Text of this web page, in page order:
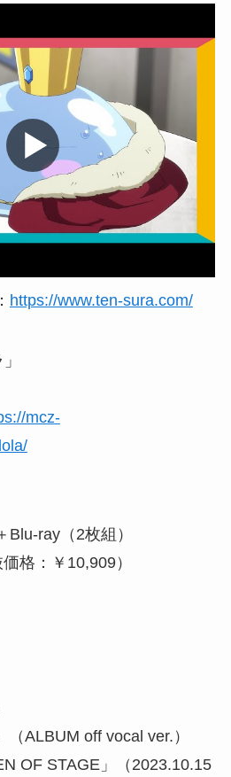
https://www.ten-sura.com/
mcz-
ray（2枚組）
格：￥10,909）
（ALBUM off vocal ver.）
OF STAGE」（2023.10.15